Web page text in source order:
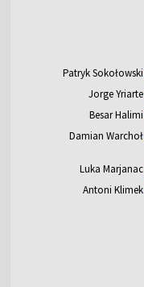
Patryk Sokołowski
Jorge Yriarte
Besar Halimi
Damian Warchoł
Luka Marjanac
Antoni Klimek